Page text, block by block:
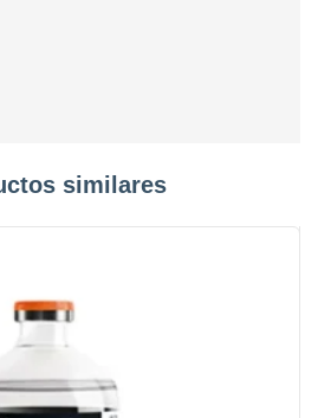
similares